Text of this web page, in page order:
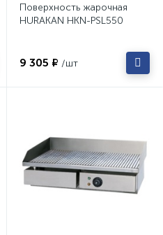
Поверхность жарочная
HURAKAN HKN-PSL550
9 305 ₽ /шт